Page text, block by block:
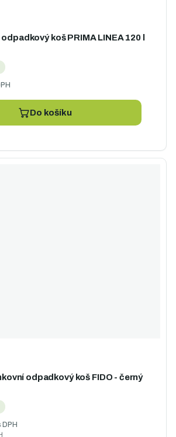
koš PRIMA LINEA 120 l
Do košíku
odpadkový koš FIDO - černý
DPH